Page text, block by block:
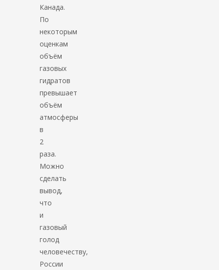
Канада.
По
некоторым
оценкам
объём
газовых
гидратов
превышает
объём
атмосферы
в
2
раза.
Можно
сделать
вывод,
что
и
газовый
голод
человечеству,
России